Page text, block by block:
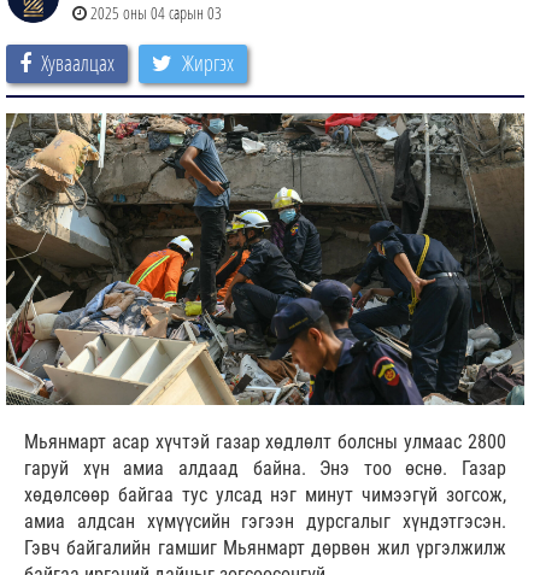
2025 оны 04 сарын 03
Хуваалцах Жиргэх
Мьянмарт асар хүчтэй газар хөдлөлт болсны улмаас 2800
гаруй хүн амиа алдаад байна. Энэ тоо өснө. Газар
хөдөлсөөр байгаа тус улсад нэг минут чимээгүй зогсож,
амиа алдсан хүмүүсийн гэгээн дурсгалыг хүндэтгэсэн.
Гэвч байгалийн гамшиг Мьянмарт дөрвөн жил үргэлжилж